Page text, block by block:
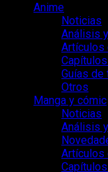
Anime
Noticias
Análisis
Artículos
Guías de
Otros
Manga y cómic
Noticias
Análisis
Artículos